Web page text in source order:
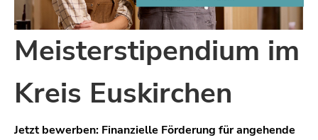
Meisterstipendium im
Kreis Euskirchen
Jetzt bewerben: Finanzielle Förderung für angehende